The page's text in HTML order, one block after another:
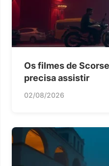
Os filmes de
precisa assistir
02/08/2026